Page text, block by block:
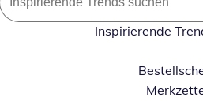
Inspirierende